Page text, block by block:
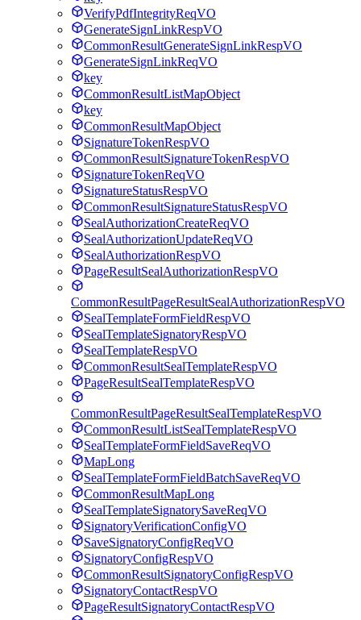
VerifyPdfIntegrityReqVO
GenerateSignLinkRespVO
CommonResultGenerateSignLinkRespVO
GenerateSignLinkReqVO
key
CommonResultListMapObject
key
CommonResultMapObject
SignatureTokenRespVO
CommonResultSignatureTokenRespVO
SignatureTokenReqVO
SignatureStatusRespVO
CommonResultSignatureStatusRespVO
SealAuthorizationCreateReqVO
SealAuthorizationUpdateReqVO
SealAuthorizationRespVO
PageResultSealAuthorizationRespVO
CommonResultPageResultSealAuthorizationRespVO
SealTemplateFormFieldRespVO
SealTemplateSignatoryRespVO
SealTemplateRespVO
CommonResultSealTemplateRespVO
PageResultSealTemplateRespVO
CommonResultPageResultSealTemplateRespVO
CommonResultListSealTemplateRespVO
SealTemplateFormFieldSaveReqVO
MapLong
SealTemplateFormFieldBatchSaveReqVO
CommonResultMapLong
SealTemplateSignatorySaveReqVO
SignatoryVerificationConfigVO
SaveSignatoryConfigReqVO
SignatoryConfigRespVO
CommonResultSignatoryConfigRespVO
SignatoryContactRespVO
PageResultSignatoryContactRespVO